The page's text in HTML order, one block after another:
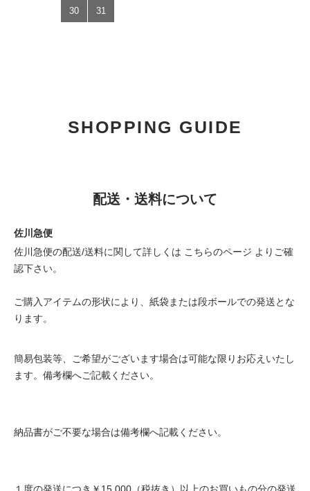
30 31
SHOPPING GUIDE
配送・送料について
佐川急便
佐川急便の配送/送料に関して詳しくは こちらのページ よりご確
認下さい。
ご購入アイテムの形状により、紙袋または段ボールでの発送とな
ります。
簡易包装等、ご希望がございます場合は可能な限りお応えいたし
ます。備考欄へご記載ください。
納品書がご不要な場合は備考欄へ記載ください。